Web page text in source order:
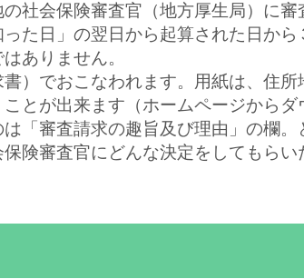
社会保険審査官（地方厚生局）に審
た日」の翌日から起算された日から
ありません。
）でおこなわれます。用紙は、住所
とが出来ます（ホームページからダ
「審査請求の趣旨及び理由」の欄。
険審査官にどんな決定をしてもらい